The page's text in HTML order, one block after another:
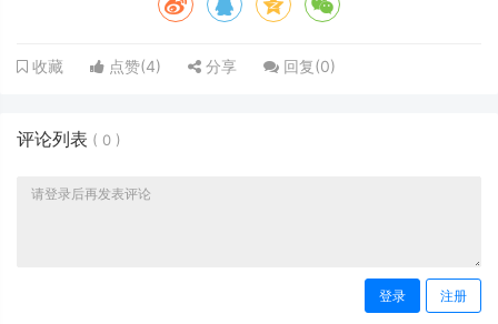
收藏 点赞(4) 分享 回复(0)
评论列表 ( 0 )
登录 注册